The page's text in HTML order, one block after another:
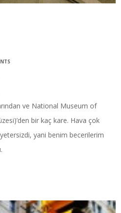
ve National Museum of
bir kaç kare. Hava çok
yetersizdi, yani benim becerilerim